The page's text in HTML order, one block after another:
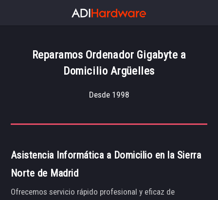
Reparamos Ordenador Gigabyte a
Domicilio Argüelles
Desde 1998
Asistencia Informática a Domicilio en la Sierra
Norte de Madrid
Ofrecemos servicio rápido profesional y eficaz de